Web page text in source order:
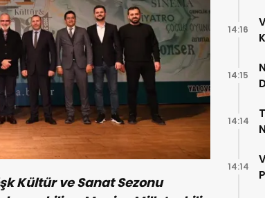
Kültür ve Sanat Sezonu
14:16
14:15
14:14
14:14